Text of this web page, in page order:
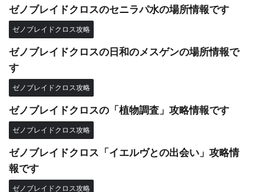
ゼノブレイドクロスのセニラパ水の場所情報です
ゼノブレイドクロス攻略
ゼノブレイドクロスの日和のメスゲンの場所情報で
す
ゼノブレイドクロス攻略
ゼノブレイドクロスの「植物調査」攻略情報です
ゼノブレイドクロス攻略
ゼノブレイドクロス「イエルヴとの出会い」攻略情
報です
ゼノブレイドクロス攻略